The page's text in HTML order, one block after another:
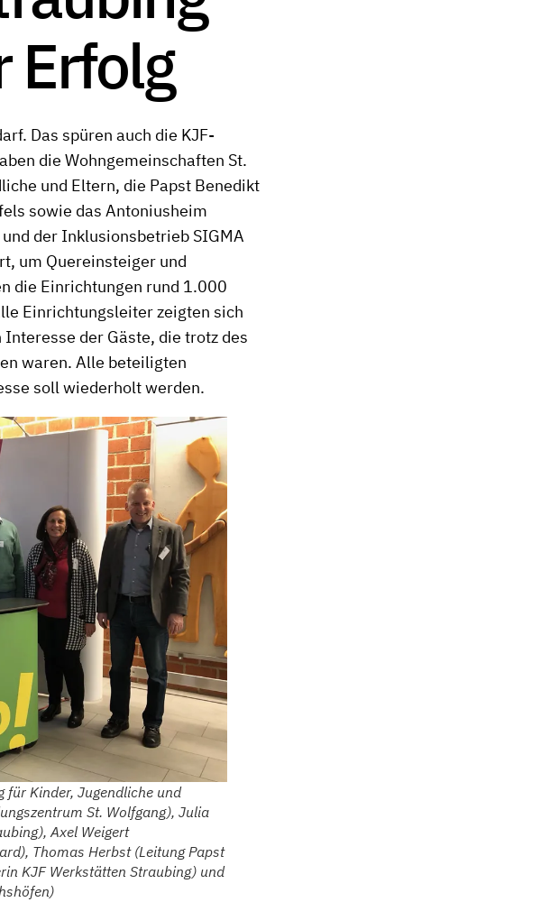
Erfolg
Das spüren auch die KJF-
die Wohngemeinschaften St.
und Eltern, die Papst Benedikt
sowie das Antoniusheim
der Inklusionsbetrieb SIGMA
um Quereinsteiger und
die Einrichtungen rund 1.000
Einrichtungsleiter zeigten sich
der Gäste, die trotz des
waren. Alle beteiligten
soll wiederholt werden.
für Kinder, Jugendliche und
St. Wolfgang), Julia
Axel Weigert
Thomas Herbst (Leitung Papst
KJF Werkstätten Straubing) und